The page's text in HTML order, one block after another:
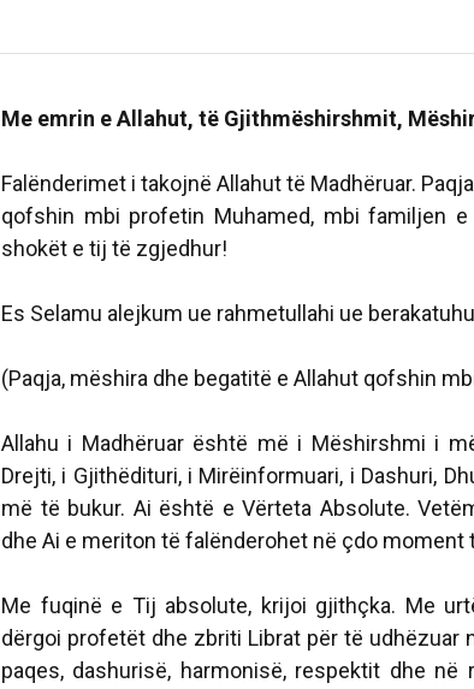
Me emrin e Allahut, të Gjithmëshirshmit,
Falënderimet i takojnë Allahut të Madhëruar.
qofshin mbi profetin Muhamed, mbi familjen
shokët e tij të zgjedhur!
Es Selamu alejkum ue rahmetullahi ue
(Paqja, mëshira dhe begatitë e Allahut qofshin
Allahu i Madhëruar është më i Mëshirshmi i
Drejti, i Gjithëdituri, i Mirëinformuari, i Dashuri,
më të bukur. Ai është e Vërteta Absolute.
dhe Ai e meriton të falënderohet në çdo moment
Me fuqinë e Tij absolute, krijoi gjithçka. Me
dërgoi profetët dhe zbriti Librat për të udhëzuar
paqes, dashurisë, harmonisë, respektit dhe